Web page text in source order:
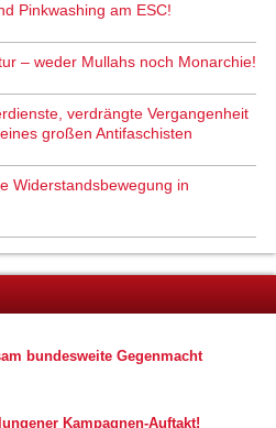
Pinkwashing am ESC!
– weder Mullahs noch Monarchie!
verdrängte Vergangenheit
großen Antifaschisten
Widerstandsbewegung in
bundesweite Gegenmacht
Kampagnen-Auftakt!